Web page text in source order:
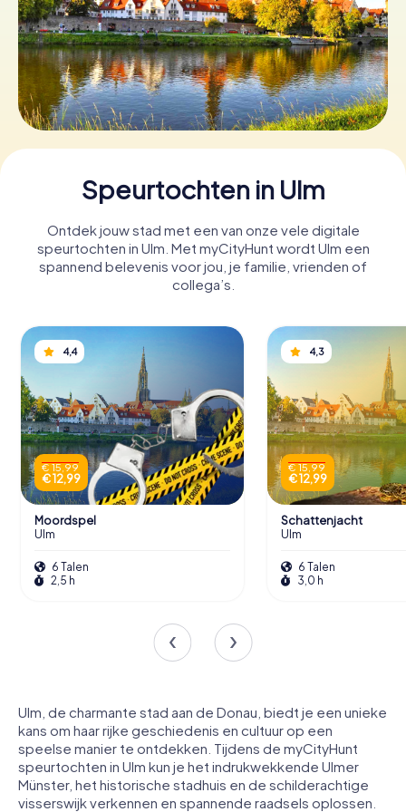
Boek tickets
Koop cadeaubonnen
Speurtochten in Ulm
Ontdek jouw stad met een van onze vele digitale
speurtochten in Ulm. Met myCityHunt wordt Ulm een
spannend belevenis voor jou, je familie, vrienden of
collega’s.
4,4
€ 15,99
€ 12,99
Moordspel
Ulm
6 Talen
2,5 h
4,3
€ 15,99
€ 12,99
Schattenjacht
Ulm
6 Talen
3,0 h
Ulm, de charmante stad aan de Donau, biedt je een unieke
kans om haar rijke geschiedenis en cultuur op een
speelse manier te ontdekken. Tijdens de myCityHunt
speurtochten in Ulm kun je het indrukwekkende Ulmer
Münster, het historische stadhuis en de schilderachtige
visserswijk verkennen en spannende raadsels oplossen.